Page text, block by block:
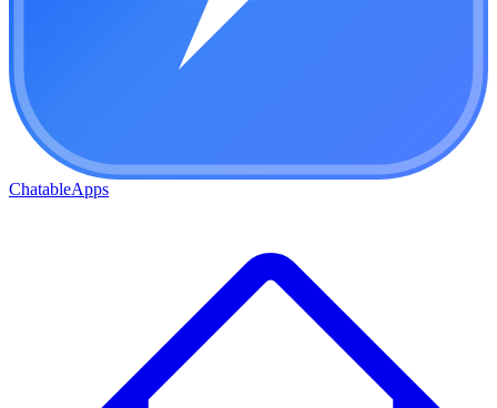
ChatableApps